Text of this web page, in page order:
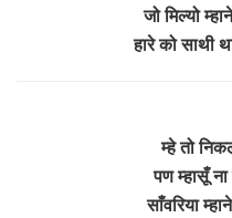
जो मिल्यो
हारे को साथी
म्हे तो
पण म्हासूँ
साँवरिया